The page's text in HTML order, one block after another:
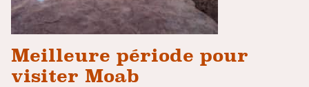
Meilleure période pour
visiter Moab